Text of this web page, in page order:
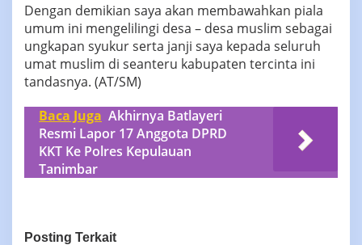
Dengan demikian saya akan membawahkan piala
umum ini mengelilingi desa – desa muslim sebagai
ungkapan syukur serta janji saya kepada seluruh
umat muslim di seanteru kabupaten tercinta ini
tandasnya. (AT/SM)
Baca Juga Akhirnya Batlayeri
Resmi Lapor 17 Anggota DPRD
KKT Ke Polres Kepulauan
Tanimbar
Posting Terkait